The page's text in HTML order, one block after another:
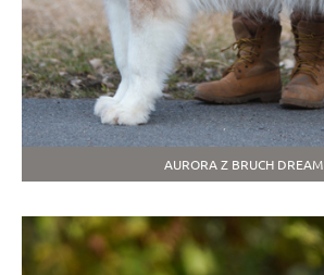
AURORA Z BRUCH DREAM